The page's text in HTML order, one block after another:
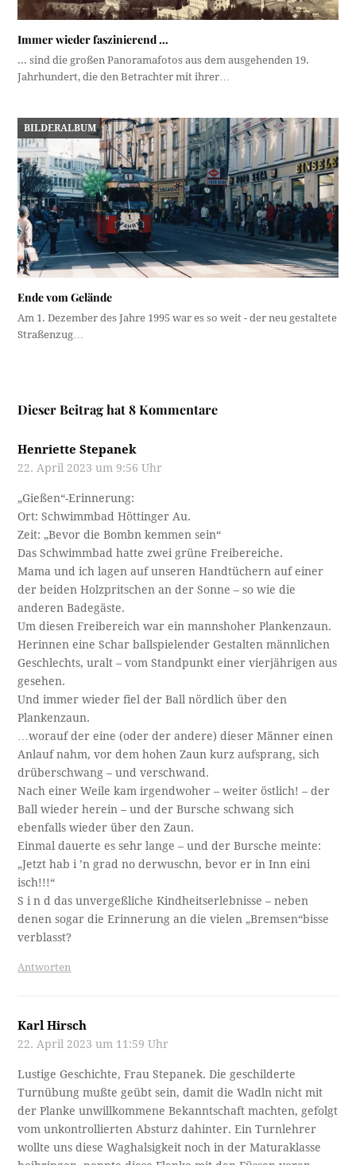
Immer wieder faszinierend …
... sind die großen Panoramafotos aus dem ausgehenden 19.
Jahrhundert, die den Betrachter mit ihrer…
BILDERALBUM
Ende vom Gelände
Am 1. Dezember des Jahre 1995 war es so weit - der neu gestaltete
Straßenzug…
Dieser Beitrag hat 8 Kommentare
Henriette Stepanek
22. April 2023 um 9:56 Uhr
„Gießen“-Erinnerung:
Ort: Schwimmbad Höttinger Au.
Zeit: „Bevor die Bombn kemmen sein“
Das Schwimmbad hatte zwei grüne Freibereiche.
Mama und ich lagen auf unseren Handtüchern auf einer
der beiden Holzpritschen an der Sonne – so wie die
anderen Badegäste.
Um diesen Freibereich war ein mannshoher Plankenzaun.
Herinnen eine Schar ballspielender Gestalten männlichen
Geschlechts, uralt – vom Standpunkt einer vierjährigen aus
gesehen.
Und immer wieder fiel der Ball nördlich über den
Plankenzaun.
…worauf der eine (oder der andere) dieser Männer einen
Anlauf nahm, vor dem hohen Zaun kurz aufsprang, sich
drüberschwang – und verschwand.
Nach einer Weile kam irgendwoher – weiter östlich! – der
Ball wieder herein – und der Bursche schwang sich
ebenfalls wieder über den Zaun.
Einmal dauerte es sehr lange – und der Bursche meinte:
„Jetzt hab i ’n grad no derwuschn, bevor er in Inn eini
isch!!!“
S i n d das unvergeßliche Kindheitserlebnisse – neben
denen sogar die Erinnerung an die vielen „Bremsen“bisse
verblasst?
Antworten
Karl Hirsch
22. April 2023 um 11:59 Uhr
Lustige Geschichte, Frau Stepanek. Die geschilderte
Turnübung mußte geübt sein, damit die Wadln nicht mit
der Planke unwillkommene Bekanntschaft machten, gefolgt
vom unkontrollierten Absturz dahinter. Ein Turnlehrer
wollte uns diese Waghalsigkeit noch in der Maturaklasse